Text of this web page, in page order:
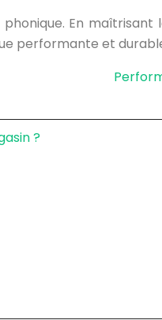
En
performante et
?